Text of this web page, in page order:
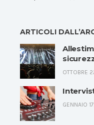
ARTICOLI
OTTOBRE
GENNAIO